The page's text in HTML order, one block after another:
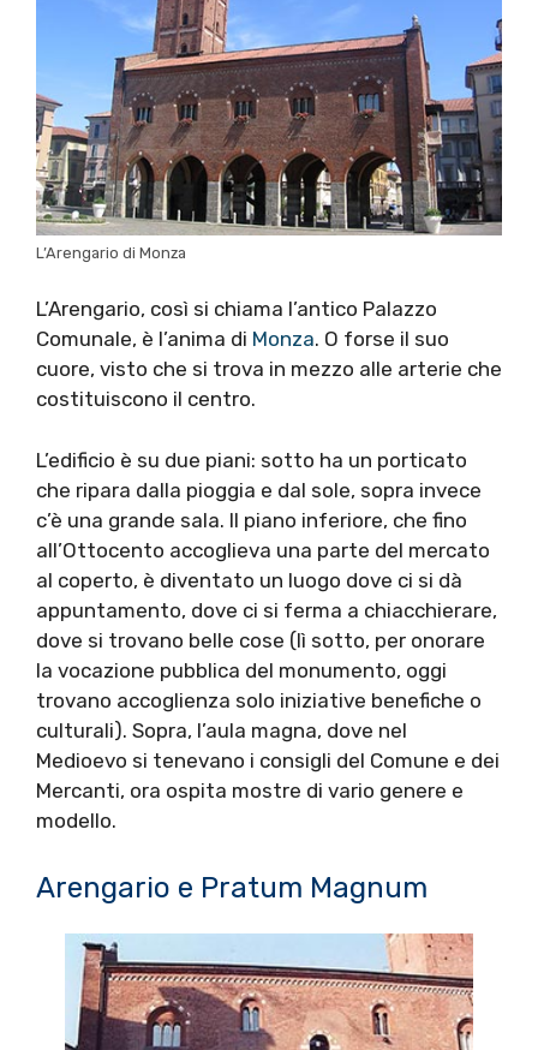
L’Arengario di Monza
L’Arengario, così si chiama l’antico Palazzo
Comunale, è l’anima di Monza. O forse il suo
cuore, visto che si trova in mezzo alle arterie che
costituiscono il centro.
L’edificio è su due piani: sotto ha un porticato
che ripara dalla pioggia e dal sole, sopra invece
c’è una grande sala. Il piano inferiore, che fino
all’Ottocento accoglieva una parte del mercato
al coperto, è diventato un luogo dove ci si dà
appuntamento, dove ci si ferma a chiacchierare,
dove si trovano belle cose (lì sotto, per onorare
la vocazione pubblica del monumento, oggi
trovano accoglienza solo iniziative benefiche o
culturali). Sopra, l’aula magna, dove nel
Medioevo si tenevano i consigli del Comune e dei
Mercanti, ora ospita mostre di vario genere e
modello.
Arengario e Pratum Magnum